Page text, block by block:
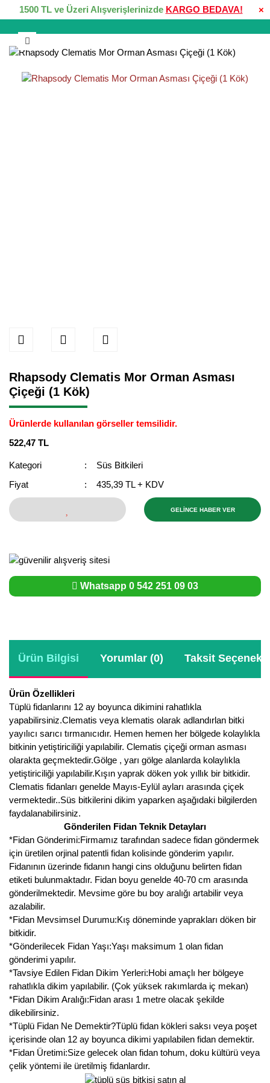
×
1500 TL ve Üzeri Alışverişlerinizde KARGO BEDAVA!
Rhapsody Clematis Mor Orman Asması
Çiçeği (1 Kök)
Ürünlerde kullanılan görseller temsilidir.
522,47 TL
Kategori
Süs Bitkileri
Fiyat
435,39 TL + KDV
GELİNCE HABER VER
Whatsapp 0 542 251 09 03
Ürün Bilgisi Yorumlar (0) Taksit
Ürün Özellikleri
Tüplü fidanlarını 12 ay boyunca dikimini rahatlıkla
yapabilirsiniz.Clematis veya klematis olarak adlandırlan bitki
yayılıcı sarıcı tırmanıcıdır. Hemen hemen her bölgede kolaylıkla
bitkinin yetiştiriciliği yapılabilir. Clematis çiçeği orman asması
olarakta geçmektedir.Gölge , yarı gölge alanlarda kolaylıkla
yetiştiriciliği yapılabilir.Kışın yaprak döken yok yıllık bir bitkidir.
Clematis fidanları genelde Mayıs-Eylül ayları arasında çiçek
vermektedir..Süs bitkilerini dikim yaparken aşağıdaki bilgilerden
faydalanabilirsiniz.
Gönderilen Fidan Teknik Detayları
*Fidan Gönderimi:Firmamız tarafından sadece fidan göndermek
için üretilen orjinal patentli fidan kolisinde gönderim yapılır.
Fidanının üzerinde fidanın hangi cins olduğunu belirten fidan
etiketi bulunmaktadır. Fidan boyu genelde 40-70 cm arasında
gönderilmektedir. Mevsime göre bu boy aralığı artabilir veya
azalabilir.
*Fidan Mevsimsel Durumu:Kış döneminde yaprakları döken bir
bitkidir.
*Gönderilecek Fidan Yaşı:Yaşı maksimum 1 olan fidan
gönderimi yapılır.
*Tavsiye Edilen Fidan Dikim Yerleri:Hobi amaçlı her bölgeye
rahatlıkla dikim yapılabilir. (Çok yüksek rakımlarda iç mekan)
*Fidan Dikim Aralığı:Fidan arası 1 metre olacak şekilde
dikebilirsiniz.
*Tüplü Fidan Ne Demektir?Tüplü fidan kökleri saksı veya poşet
içerisinde olan 12 ay boyunca dikimi yapılabilen fidan demektir.
*Fidan Üretimi:Size gelecek olan fidan tohum, doku kültürü veya
çelik yöntemi ile üretilmiş fidanlardır.